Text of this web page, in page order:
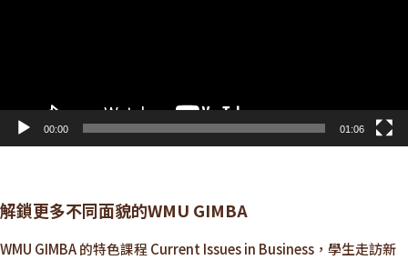
00:00 01:06
解鎖更多不同面貌的WMU GIMBA
WMU GIMBA 的特色課程 Current Issues in Business，學生走訪新